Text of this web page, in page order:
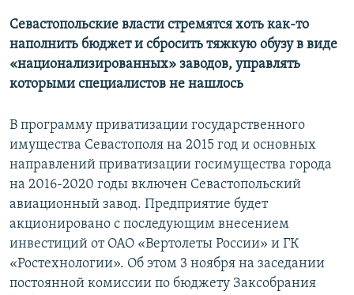
Севастопольские власти стремятся хоть как-то
наполнить бюджет и сбросить тяжкую обузу в виде
«национализированных» заводов, управлять
которыми специалистов не нашлось
В программу приватизации государственного
имущества Севастополя на 2015 год и основных
направлений приватизации госимущества города
на 2016-2020 годы включен Севастопольский
авиационный завод. Предприятие будет
акционировано с последующим внесением
инвестиций от ОАО «Вертолеты России» и ГК
«Ростехнологии». Об этом 3 ноября на заседании
постоянной комиссии по бюджету Заксобрания